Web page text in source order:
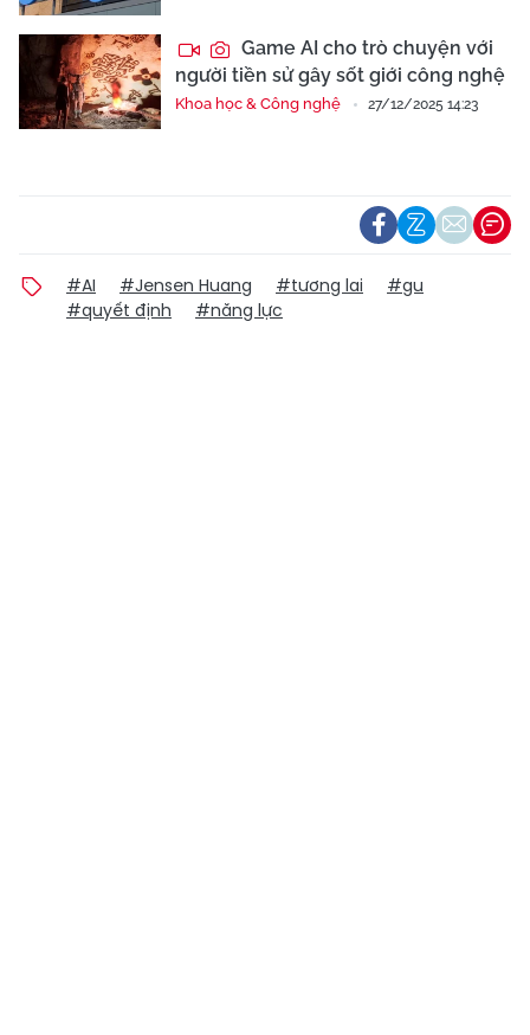
Game AI cho trò chuyện với
người tiền sử gây sốt giới công nghệ
Khoa học & Công nghệ 27/12/2025 14:23
#AI #Jensen Huang #tương lai
#gu
#quyết định
#năng lực